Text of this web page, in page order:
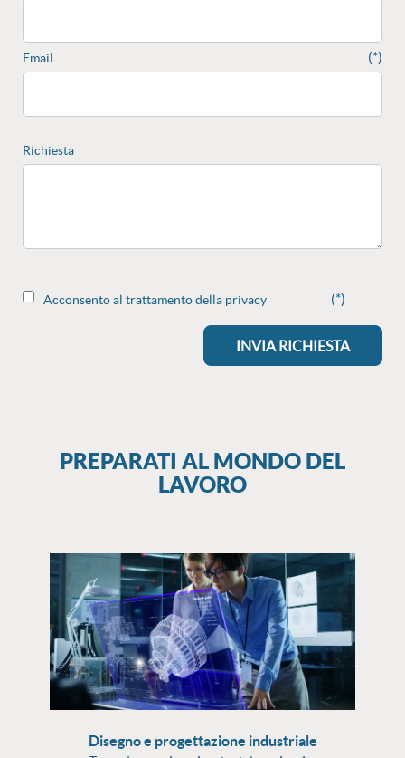
Email (*)
Richiesta
Acconsento al trattamento della privacy (*)
PREPARATI AL MONDO DEL
LAVORO
Disegno e progettazione industriale